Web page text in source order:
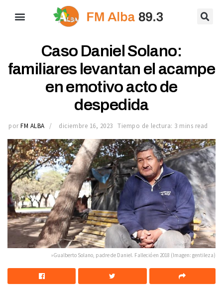
Caso Daniel Solano:
familiares levantan el acampe
en emotivo acto de
despedida
por FM ALBA diciembre 16, 2023 Tiempo de lectura: 3 mins read
»Gualberto Solano, padre de Daniel. Falleció en 2018 (Imagen: gentileza)